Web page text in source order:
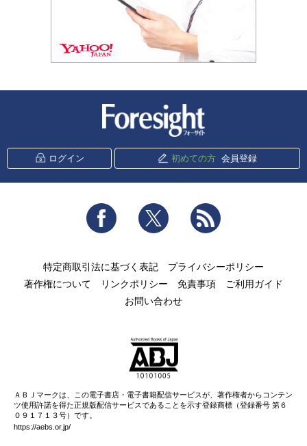
ログイン 初めての方 会員登録
Facebook Twitter
特定商取引法に基づく表記
プライバシーポリシー
著作権について
リンクポリシー 免責事項
ご利用ガイド
お問い合わせ
ＡＢＪマークは、この電子書店・電子書籍配信サービスが、著作権者からコンテン
ツ使用許諾を得た正規版配信サービスであることを示す登録商標（登録番号 第６
０９１７１３号）です。
https://aebs.or.jp/